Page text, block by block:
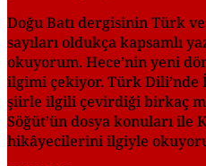
Doğu Batı dergisinin Türk
sayıları oldukça kapsamlı
okuyorum. Hece’nin yeni
ilgimi çekiyor. Türk Dili’nde
şiirle ilgili çevirdiği birkaç
Söğüt’ün dosya konuları ile
hikâyecilerini ilgiyle